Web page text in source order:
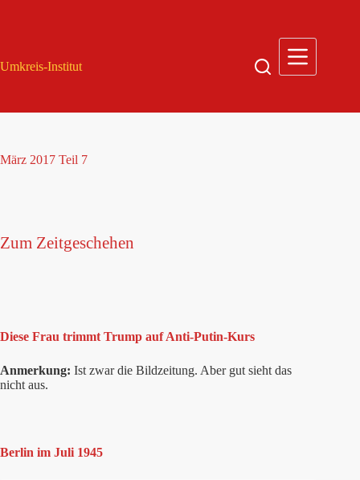
Umkreis-Institut
März 2017 Teil 7
Zum Zeitgeschehen
Diese Frau trimmt Trump auf Anti-Putin-Kurs
Anmerkung: Ist zwar die Bildzeitung. Aber gut sieht das
nicht aus.
Berlin im Juli 1945